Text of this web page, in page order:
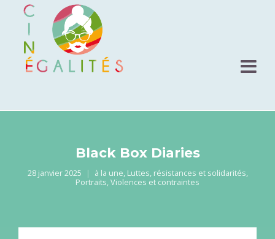
Black Box Diaries
28 janvier 2025 à la une, Luttes, résistances et solidarités,
Portraits,Violences et contraintes